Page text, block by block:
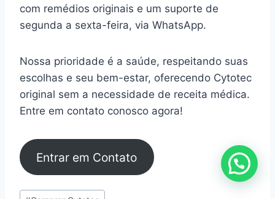
com remédios originais e um suporte de
segunda a sexta-feira, via WhatsApp.
Nossa prioridade é a saúde, respeitando suas
escolhas e seu bem-estar, oferecendo Cytotec
original sem a necessidade de receita médica.
Entre em contato conosco agora!
Entrar em Contato
Tags